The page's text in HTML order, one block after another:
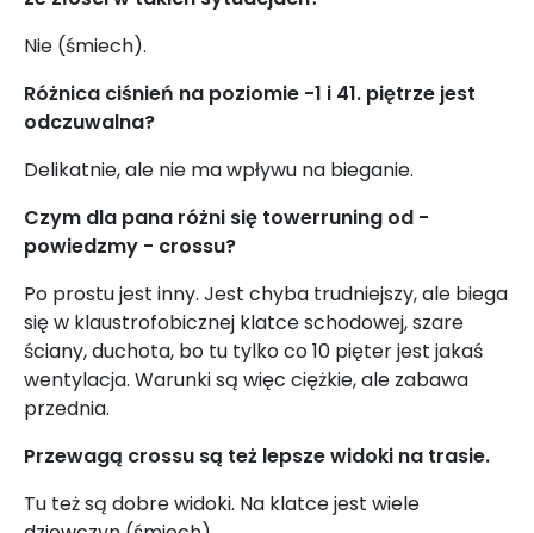
Nie (śmiech).
Różnica ciśnień na poziomie -1 i 41. piętrze jest
odczuwalna?
Delikatnie, ale nie ma wpływu na bieganie.
Czym dla pana różni się towerruning od -
powiedzmy - crossu?
Po prostu jest inny. Jest chyba trudniejszy, ale biega
się w klaustrofobicznej klatce schodowej, szare
ściany, duchota, bo tu tylko co 10 pięter jest jakaś
wentylacja. Warunki są więc ciężkie, ale zabawa
przednia.
Przewagą crossu są też lepsze widoki na trasie.
Tu też są dobre widoki. Na klatce jest wiele